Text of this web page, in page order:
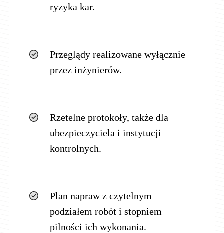
ryzyka kar.
Przeglądy realizowane wyłącznie
przez inżynierów.
Rzetelne protokoły, także dla
ubezpieczyciela i instytucji
kontrolnych.
Plan napraw z czytelnym
podziałem robót i stopniem
pilności ich wykonania.